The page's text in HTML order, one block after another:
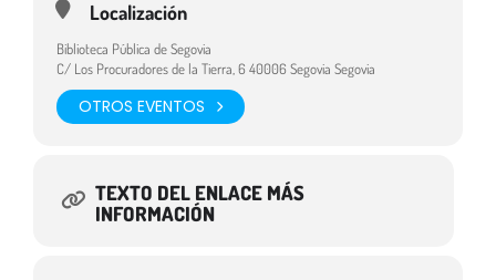
Localización
Biblioteca Pública de Segovia
C/ Los Procuradores de la Tierra, 6 40006 Segovia Segovia
OTROS EVENTOS
TEXTO DEL ENLACE MÁS
INFORMACIÓN